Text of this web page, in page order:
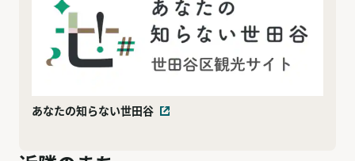
あなたの知らない世田谷